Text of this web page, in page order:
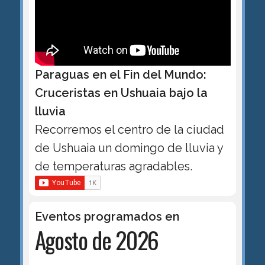
Paraguas en el Fin del Mundo:
Cruceristas en Ushuaia bajo la
lluvia
Recorremos el centro de la ciudad
de Ushuaia un domingo de lluvia y
de temperaturas agradables.
Eventos programados en
Agosto de 2026